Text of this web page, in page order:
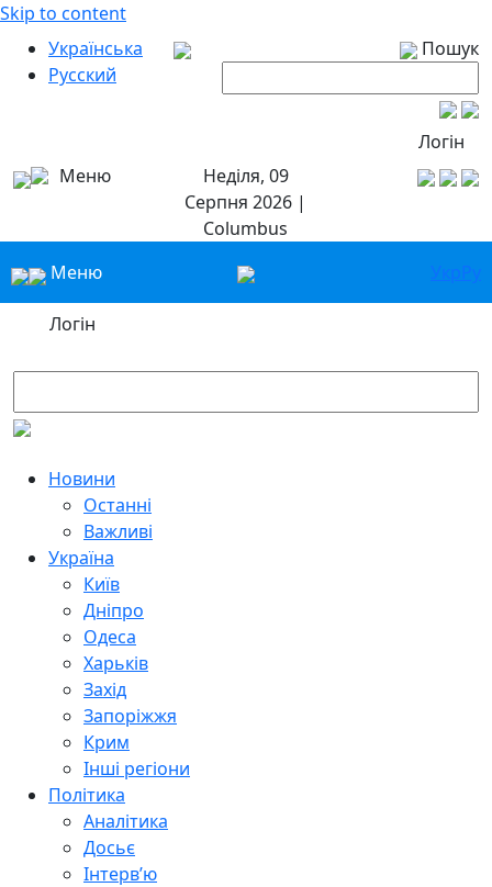
Skip to content
Українська
Русский
Пошук
Логін
Меню
Неділя, 09
Серпня 2026 |
Columbus
Меню
УкрРу
Логін
Новини
Останні
Важливі
Україна
Київ
Дніпро
Одеса
Харьків
Захід
Запоріжжя
Крим
Інші регіони
Політика
Аналітика
Досьє
Інтерв’ю